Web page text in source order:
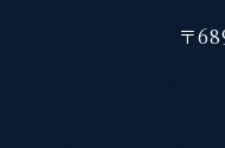
〒